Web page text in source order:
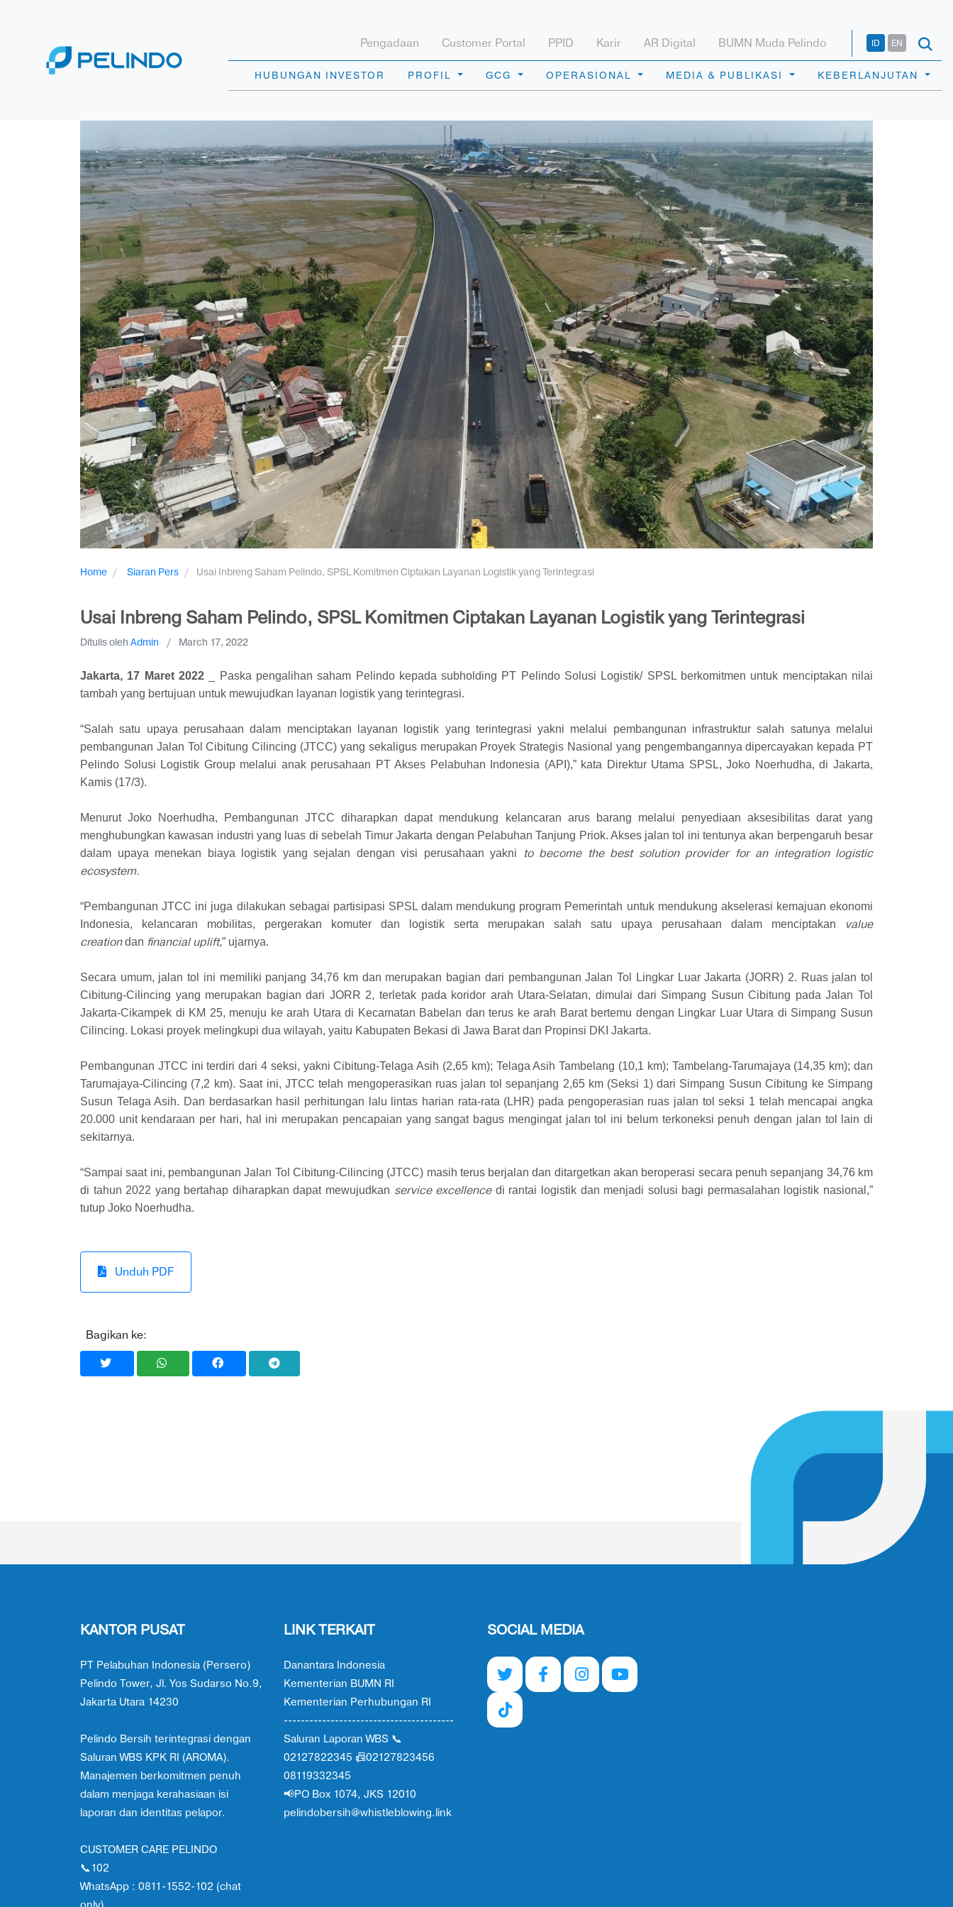
Pengadaan Customer Portal PPID Karir AR Digital BUMN Muda Pelindo ID EN
HUBUNGAN INVESTOR PROFIL GCG OPERASIONAL MEDIA & PUBLIKASI KEBERLANJUTAN
Home Siaran Pers Usai Inbreng Saham Pelindo, SPSL Komitmen Ciptakan Layanan Logistik yang Terintegrasi
Usai Inbreng Saham Pelindo, SPSL Komitmen Ciptakan Layanan Logistik yang Terintegrasi
Ditulis oleh Admin / March 17, 2022
Jakarta, 17 Maret 2022_ Paska pengalihan saham Pelindo kepada subholding PT Pelindo Solusi Logistik/ SPSL berkomitmen untuk menciptakan nilai
tambah yang bertujuan untuk mewujudkan layanan logistik yang terintegrasi.
“Salah satu upaya perusahaan dalam menciptakan layanan logistik yang terintegrasi yakni melalui pembangunan infrastruktur salah satunya melalui
pembangunan Jalan Tol Cibitung Cilincing (JTCC) yang sekaligus merupakan Proyek Strategis Nasional yang pengembangannya dipercayakan kepada PT
Pelindo Solusi Logistik Group melalui anak perusahaan PT Akses Pelabuhan Indonesia (API),” kata Direktur Utama SPSL, Joko Noerhudha, di Jakarta,
Kamis (17/3).
Menurut Joko Noerhudha, Pembangunan JTCC diharapkan dapat mendukung kelancaran arus barang melalui penyediaan aksesibilitas darat yang
menghubungkan kawasan industri yang luas di sebelah Timur Jakarta dengan Pelabuhan Tanjung Priok. Akses jalan tol ini tentunya akan berpengaruh besar
dalam upaya menekan biaya logistik yang sejalan dengan visi perusahaan yakni
to become the best solution provider for an integration logistic
ecosystem.
“Pembangunan JTCC ini juga dilakukan sebagai partisipasi SPSL dalam mendukung program Pemerintah untuk mendukung akselerasi kemajuan ekonomi
Indonesia, kelancaran mobilitas, pergerakan komuter dan logistik serta merupakan salah satu upaya perusahaan dalam menciptakan
value
creationdan financial uplift,” ujarnya.
Secara umum, jalan tol ini memiliki panjang 34,76 km dan merupakan bagian dari pembangunan Jalan Tol Lingkar Luar Jakarta (JORR) 2. Ruas jalan tol
Cibitung-Cilincing yang merupakan bagian dari JORR 2, terletak pada koridor arah Utara-Selatan, dimulai dari Simpang Susun Cibitung pada Jalan Tol
Jakarta-Cikampek di KM 25, menuju ke arah Utara di Kecamatan Babelan dan terus ke arah Barat bertemu dengan Lingkar Luar Utara di Simpang Susun
Cilincing. Lokasi proyek melingkupi dua wilayah, yaitu Kabupaten Bekasi di Jawa Barat dan Propinsi DKI Jakarta.
Pembangunan JTCC ini terdiri dari 4 seksi, yakni Cibitung-Telaga Asih (2,65 km); Telaga Asih Tambelang (10,1 km); Tambelang-Tarumajaya (14,35 km); dan
Tarumajaya-Cilincing (7,2 km). Saat ini, JTCC telah mengoperasikan ruas jalan tol sepanjang 2,65 km (Seksi 1) dari Simpang Susun Cibitung ke Simpang
Susun Telaga Asih. Dan berdasarkan hasil perhitungan lalu lintas harian rata-rata (LHR) pada pengoperasian ruas jalan tol seksi 1 telah mencapai angka
20.000 unit kendaraan per hari, hal ini merupakan pencapaian yang sangat bagus mengingat jalan tol ini belum terkoneksi penuh dengan jalan tol lain di
sekitarnya.
“Sampai saat ini, pembangunan Jalan Tol Cibitung-Cilincing (JTCC) masih terus berjalan dan ditargetkan akan beroperasi secara penuh sepanjang 34,76 km
di tahun 2022 yang bertahap diharapkan dapat mewujudkan service excellencedi rantai logistik dan menjadi solusi bagi permasalahan logistik nasional,”
tutup Joko Noerhudha.
Unduh PDF
Bagikan ke:
KANTOR PUSAT
PT Pelabuhan Indonesia (Persero)
Pelindo Tower, Jl. Yos Sudarso No.9,
Jakarta Utara 14230
Pelindo Bersih terintegrasi dengan
Saluran WBS KPK RI (AROMA).
Manajemen berkomitmen penuh
dalam menjaga kerahasiaan isi
laporan dan identitas pelapor.
CUSTOMER CARE PELINDO
📞102
WhatsApp : 0811-1552-102 (chat
LINK TERKAIT
Danantara Indonesia
Kementerian BUMN RI
Kementerian Perhubungan RI
----------------------------------------
Saluran Laporan WBS 📞
02127822345 📠02127823456
08119332345
📢PO Box 1074, JKS 12010
pelindobersih@whistleblowing.link
SOCIAL MEDIA